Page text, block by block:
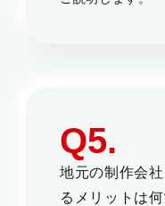
Q5.
地元の制作会
るメリットは何